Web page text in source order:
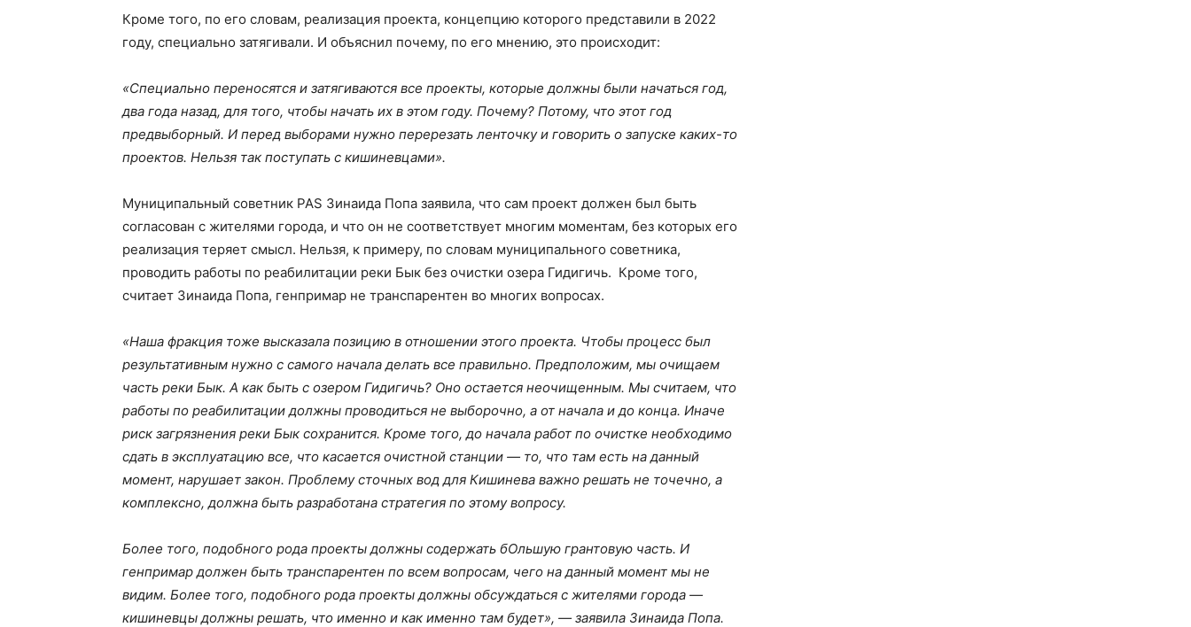
Кроме того, по его словам, реализация проекта, концепцию которого представили в 2022
году, специально затягивали. И объяснил почему, по его мнению, это происходит:
«Специально переносятся и затягиваются все проекты, которые должны были начаться год,
два года назад, для того, чтобы начать их в этом году. Почему? Потому, что этот год
предвыборный. И перед выборами нужно перерезать ленточку и говорить о запуске каких-то
проектов. Нельзя так поступать с кишиневцами».
Муниципальный советник PAS Зинаида Попа заявила, что сам проект должен был быть
согласован с жителями города, и что он не соответствует многим моментам, без которых его
реализация теряет смысл. Нельзя, к примеру, по словам муниципального советника,
проводить работы по реабилитации реки Бык без очистки озера Гидигичь. Кроме того,
считает Зинаида Попа, генпримар не транспарентен во многих вопросах.
«Наша фракция тоже высказала позицию в отношении этого проекта. Чтобы процесс был
результативным нужно с самого начала делать все правильно. Предположим, мы очищаем
часть реки Бык. А как быть с озером Гидигичь? Оно остается неочищенным. Мы считаем, что
работы по реабилитации должны проводиться не выборочно, а от начала и до конца. Иначе
риск загрязнения реки Бык сохранится. Кроме того, до начала работ по очистке необходимо
сдать в эксплуатацию все, что касается очистной станции — то, что там есть на данный
момент, нарушает закон. Проблему сточных вод для Кишинева важно решать не точечно, а
комплексно, должна быть разработана стратегия по этому вопросу.
Более того, подобного рода проекты должны содержать бОльшую грантовую часть. И
генпримар должен быть транспарентен по всем вопросам, чего на данный момент мы не
видим. Более того, подобного рода проекты должны обсуждаться с жителями города —
кишиневцы должны решать, что именно и как именно там будет», — заявила Зинаида Попа.